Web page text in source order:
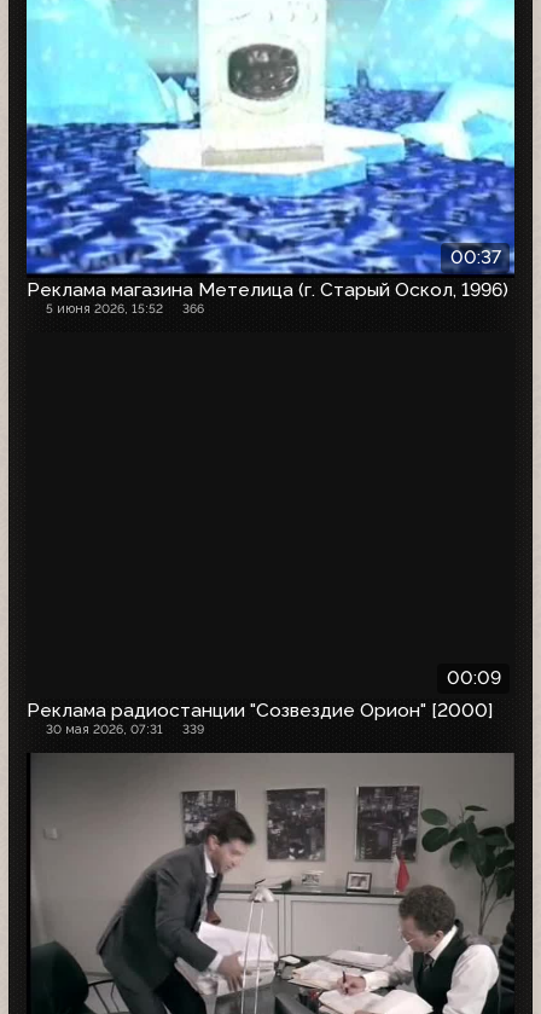
00:37
Реклама магазина Метелица (г. Старый Оскол, 1996)
5 июня 2026, 15:52 366
00:09
Реклама радиостанции "Созвездие Орион" [2000]
30 мая 2026, 07:31 339